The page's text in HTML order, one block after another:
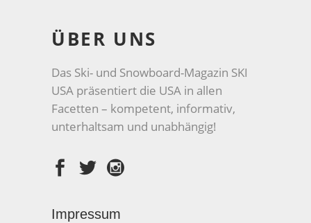
ÜBER UNS
Das Ski- und Snowboard-Magazin SKI
USA präsentiert die USA in allen
Facetten – kompetent, informativ,
unterhaltsam und unabhängig!
Impressum